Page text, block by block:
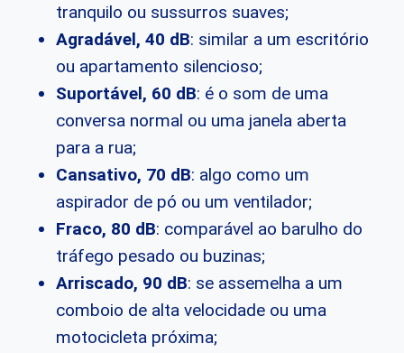
tranquilo ou sussurros suaves;
Agradável, 40 dB: similar a um escritório
ou apartamento silencioso;
Suportável, 60 dB: é o som de uma
conversa normal ou uma janela aberta
para a rua;
Cansativo, 70 dB: algo como um
aspirador de pó ou um ventilador;
Fraco, 80 dB: comparável ao barulho do
tráfego pesado ou buzinas;
Arriscado, 90 dB: se assemelha a um
comboio de alta velocidade ou uma
motocicleta próxima;